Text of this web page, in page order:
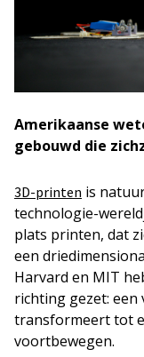
Amerikaanse
gebouwd die
3D-printen is
technologie-
plats printen, dat
een
Harvard en MIT
richting gezet: een
transformeert tot
voortbewegen.